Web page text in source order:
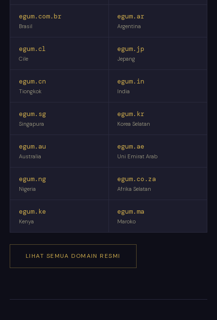
egum.com.br
Brasil
egum.ar
Argentina
egum.cl
Cile
egum.jp
Jepang
egum.cn
Tiongkok
egum.in
India
egum.sg
Singapura
egum.kr
Korea Selatan
egum.au
Australia
egum.ae
Uni Emirat Arab
egum.ng
Nigeria
egum.co.za
Afrika Selatan
egum.ke
Kenya
egum.ma
Maroko
LIHAT SEMUA DOMAIN RESMI